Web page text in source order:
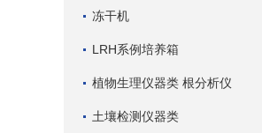
冻干机
LRH系例培养箱
植物生理仪器类 根分析仪
土壤检测仪器类